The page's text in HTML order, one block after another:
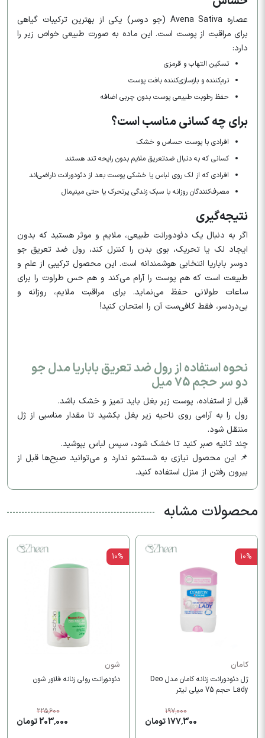
عصاره Avena Sativa (جو دوسر) یکی از بهترین ترکیبات گیاهی
برای مراقبت از پوست است. این ماده به صورت طبیعی خواص زیر را
دارد:
تسکین التهاب و قرمزی
نرم‌کننده و بازسازی‌کننده بافت پوست
حفظ رطوبت طبیعی پوست بدون چربی اضافه
برای چه کسانی مناسب است؟
افرادی با پوست حساس و خشک
کسانی که به دنبال ضدتعریق ملایم بدون رایحه تند هستند
افرادی که از لک روی لباس یا خشکی پوست بعد از دئودورانت ناراضی‌اند
مصرف‌کنندگان روزانه با سبک زندگی پرتحرک یا حتی مینیمال
نتیجه‌گیری
اگر به دنبال یک دئودورانت طبیعی، ملایم و موثر هستید که بدون
ایجاد لک یا تحریک، بوی بدن را کنترل کند، رول ضد تعریق جو
دوسر باباریا انتخابی هوشمندانه است. این محصول ترکیبی از علم و
طبیعت است که هم پوست را آرام می‌کند و هم حس طراوت را برای
ساعات طولانی حفظ می‌نماید. برای مراقبت ملایم، روزانه و
بی‌دردسر، فقط کافی‌ست آن را امتحان کنید!
نحوه استفاده از رول ضد تعریق باباریا مدل جو
دو سر حجم 75 میل
قبل از استفاده، پوست زیر بغل باید تمیز و خشک باشد.
رول را به آرامی روی ناحیه زیر بغل بکشید تا مقدار مناسبی از ژل
منتقل شود.
چند ثانیه صبر کنید تا خشک شود، سپس لباس بپوشید.
📌 این محصول نیازی به شستشو ندارد و می‌توانید صبح‌ها قبل از
بیرون رفتن از منزل استفاده کنید.
محصولات مشابه
10%
کامان
ژل دئودورانت زنانه کامان مدل Deo
Lady حجم 75 میلی لیتر
197,000
177,300 تومان
10%
شون
دئودورانت رولی زنانه فلاور شون
225,600
203,000 تومان